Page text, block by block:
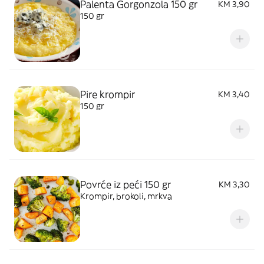
Palenta Gorgonzola 150 gr
KM 3,90
150 gr
Pire krompir
KM 3,40
150 gr
Povrće iz peći 150 gr
KM 3,30
Krompir, brokoli, mrkva